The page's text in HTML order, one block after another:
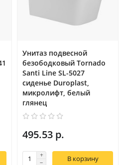
Унитаз подвесной
безободковый Tornado
Santi Line SL-5027
сиденье Duroplast,
микролифт, белый
глянец
495.53 р.
В корзину